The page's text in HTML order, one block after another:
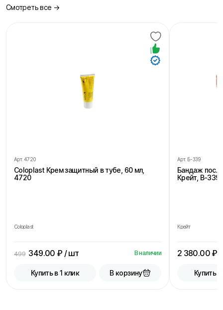
Смотреть все →
Арт. 4720
Coloplast Крем защитный в тубе, 60 мл,
4720
Coloplast
499 349.00 ₽ / шт В наличии
Купить в 1 клик В корзину
Арт. Б-339
Бандаж
Крейт, В-
Крейт
2 380.00₽ /
Купить в